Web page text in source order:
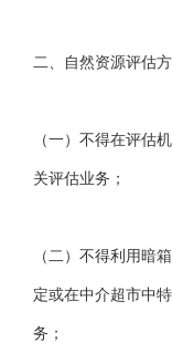
二、自然资源评估
（一）不得在评估
关评估业务；
（二）不得利用暗
定或在中介超市中
务；